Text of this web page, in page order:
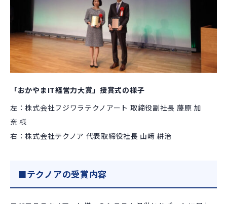
「おかやまIT経営力大賞」授賞式の様子
左：株式会社フジワラテクノアート 取締役副社長 藤原 加
奈 様
右：株式会社テクノア 代表取締役社長 山﨑 耕治
■テクノアの受賞内容